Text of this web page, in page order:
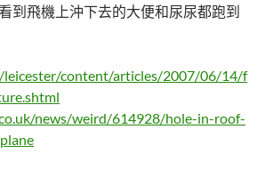
到飛機上沖下去的大便和尿尿都跑到
leicester/content/articles/2007/06/14/f
news/weird/614928/hole-in-roof-